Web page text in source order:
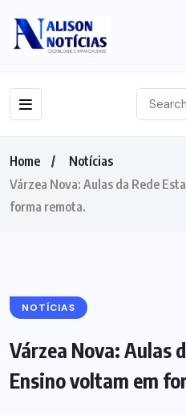
Home
Notícias
Várzea Nova: Aulas da Rede
forma remota.
NOTÍCIAS
Várzea Nova: Aulas
Ensino voltam em